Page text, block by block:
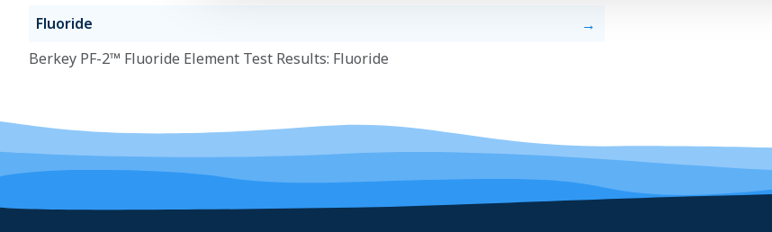
Fluoride
Berkey PF-2™ Fluoride Element Test Results: Fluoride